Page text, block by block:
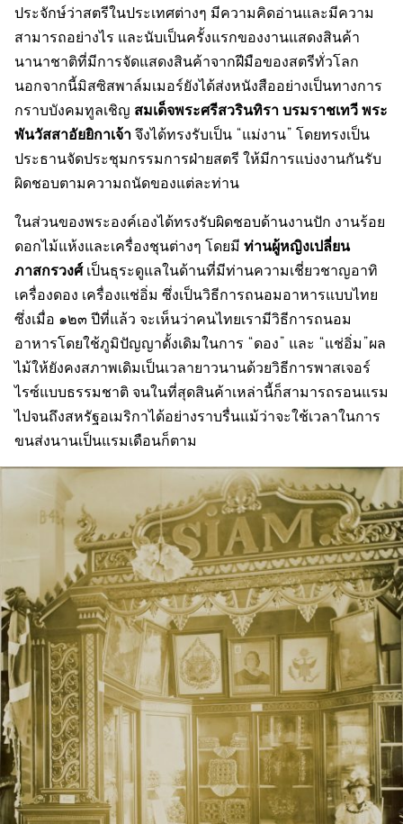
ประจักษ์ว่าสตรีในประเทศต่างๆ มีความคิดอ่านและมีความ
สามารถอย่างไร และนับเป็นครั้งแรกของงานแสดงสินค้า
นานาชาติที่มีการจัดแสดงสินค้าจากฝีมือของสตรีทั่วโลก
นอกจากนี้มิสซิสพาล์มเมอร์ยังได้ส่งหนังสืออย่างเป็นทางการ
กราบบังคมทูลเชิญ สมเด็จพระศรีสวรินทิรา บรมราชเทวี พระ
พันวัสสาอัยยิกาเจ้าจึงได้ทรงรับเป็น “แม่งาน” โดยทรงเป็น
ประธานจัดประชุมกรรมการฝ่ายสตรี ให้มีการแบ่งงานกันรับ
ผิดชอบตามความถนัดของแต่ละท่าน
ในส่วนของพระองค์เองได้ทรงรับผิดชอบด้านงานปัก งานร้อย
ดอกไม้แห้งและเครื่องชุนต่างๆ โดยมี ท่านผู้หญิงเปลี่ยน
ภาสกรวงศ์เป็นธุระดูแลในด้านที่มีท่านความเชี่ยวชาญอาทิ
เครื่องดอง เครื่องแช่อิ่ม ซึ่งเป็นวิธีการถนอมอาหารแบบไทย
ซึ่งเมื่อ ๑๒๓ ปีที่แล้ว จะเห็นว่าคนไทยเรามีวิธีการถนอม
อาหารโดยใช้ภูมิปัญญาดั้งเดิมในการ “ดอง” และ “แช่อิ่ม”ผล
ไม้ให้ยังคงสภาพเดิมเป็นเวลายาวนานด้วยวิธีการพาสเจอร์
ไรซ์แบบธรรมชาติ จนในที่สุดสินค้าเหล่านี้ก็สามารถรอนแรม
ไปจนถึงสหรัฐอเมริกาได้อย่างราบรื่นแม้ว่าจะใช้เวลาในการ
ขนส่งนานเป็นแรมเดือนก็ตาม